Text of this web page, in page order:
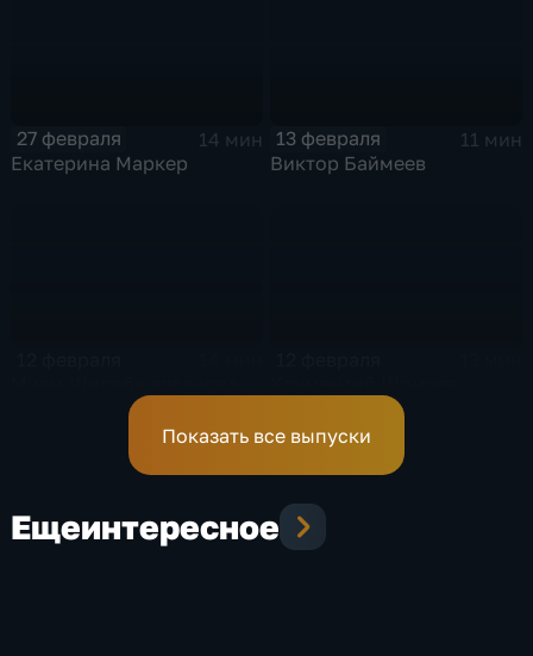
27 февраля
14 мин
Екатерина Маркер
13 февраля
11 мин
Виктор Баймеев
Показать все выпуски
Ещеинтересное